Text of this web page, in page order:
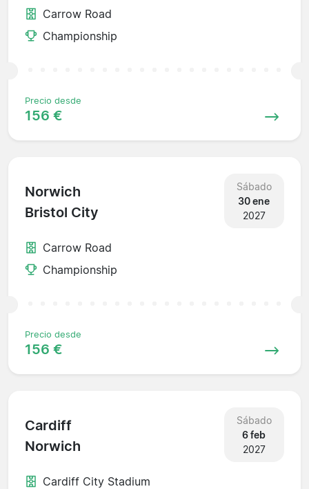
Carrow Road
Championship
Precio desde
156 €
Norwich
Bristol City
Sábado
30 ene
2027
Carrow Road
Championship
Precio desde
156 €
Cardiff
Norwich
Sábado
6 feb
2027
Cardiff City Stadium